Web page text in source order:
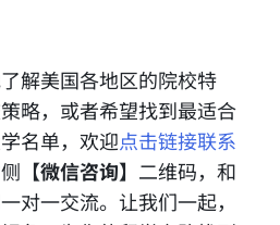
解美国各地区的院校特
略，或者希望找到最适合
名单，欢迎点击链接联系
【微信咨询】 二维码，和
对一交流。让我们一起，